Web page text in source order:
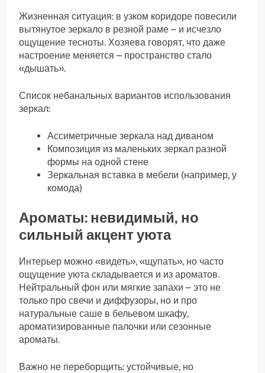
Жизненная ситуация: в узком коридоре повесили
вытянутое зеркало в резной раме – и исчезло
ощущение тесноты. Хозяева говорят, что даже
настроение меняется – пространство стало
«дышать».
Список небанальных вариантов использования
зеркал:
Ассиметричные зеркала над диваном
Композиция из маленьких зеркал разной
формы на одной стене
Зеркальная вставка в мебели (например, у
комода)
Ароматы: невидимый, но
сильный акцент уюта
Интерьер можно «видеть», «щупать», но часто
ощущение уюта складывается и из ароматов.
Нейтральный фон или мягкие запахи – это не
только про свечи и диффузоры, но и про
натуральные саше в бельевом шкафу,
ароматизированные палочки или сезонные
ароматы.
Важно не переборщить: устойчивые, но